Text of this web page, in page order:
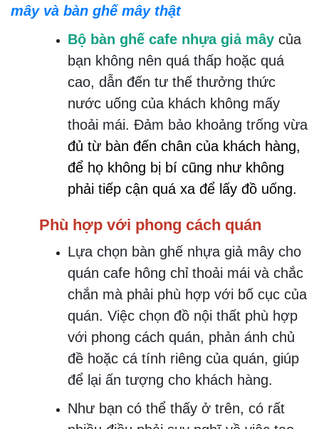
mây và bàn ghế mây thật
Bộ bàn ghế cafe nhựa giả mây của
bạn không nên quá thấp hoặc quá
cao, dẫn đến tư thế thưởng thức
nước uống của khách không mấy
thoải mái. Đảm bảo khoảng trống vừa
đủ từ bàn đến chân của khách hàng,
để họ không bị bí cũng như không
phải tiếp cận quá xa để lấy đồ uống.
Phù hợp với phong cách quán
Lựa chọn bàn ghế nhựa giả mây cho
quán cafe hông chỉ thoải mái và chắc
chắn mà phải phù hợp với bố cục của
quán. Việc chọn đồ nội thất phù hợp
với phong cách quán, phản ánh chủ
đề hoặc cá tính riêng của quán, giúp
để lại ấn tượng cho khách hàng.
Như bạn có thể thấy ở trên, có rất